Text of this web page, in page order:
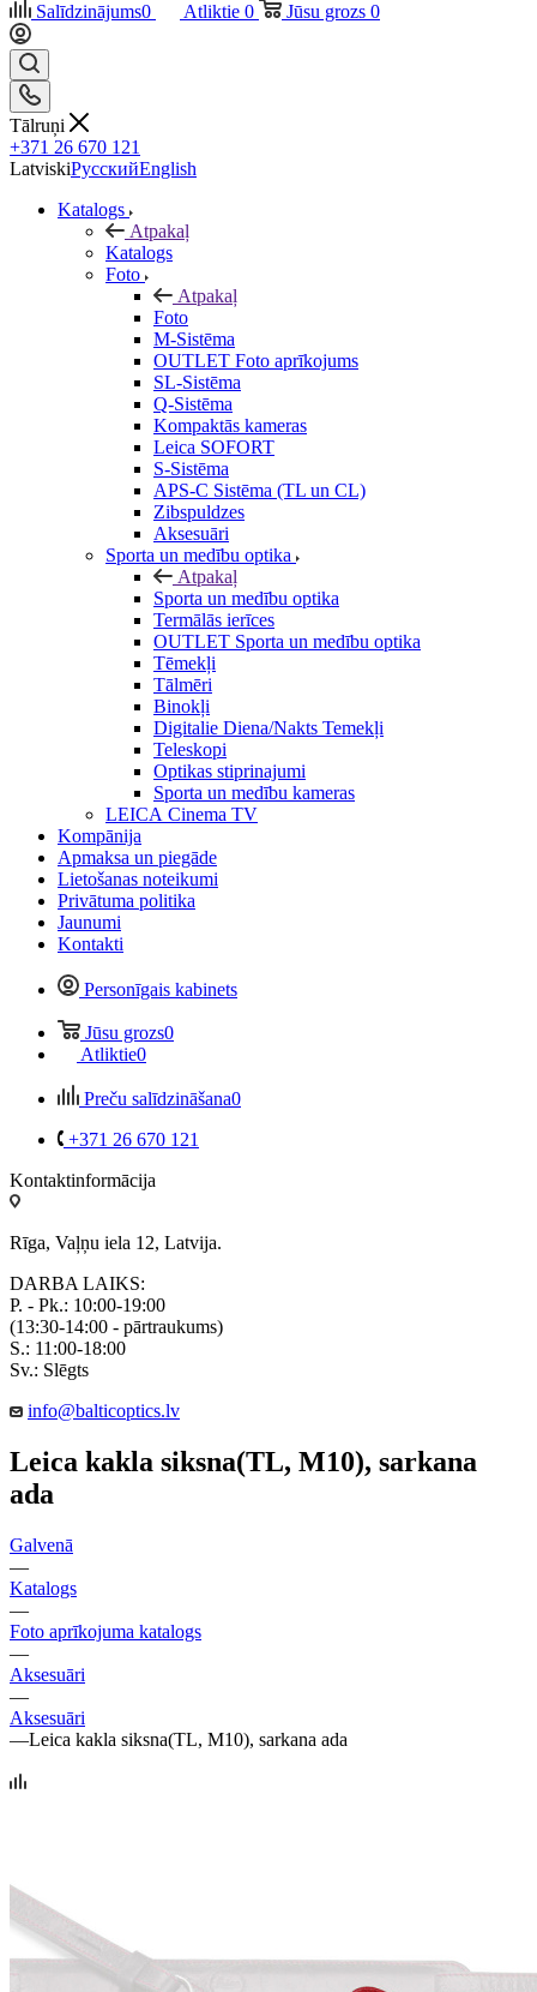
Salīdzinājums0 Atliktie 0 Jūsu grozs 0
Tālruņi
+371 26 670 121
LatviskiРусскийEnglish
Katalogs
Atpakaļ
Katalogs
Foto
Atpakaļ
Foto
M-Sistēma
OUTLET Foto aprīkojums
SL-Sistēma
Q-Sistēma
Kompaktās kameras
Leica SOFORT
S-Sistēma
APS-C Sistēma (TL un CL)
Zibspuldzes
Aksesuāri
Sporta un medību optika
Atpakaļ
Sporta un medību optika
Termālās ierīces
OUTLET Sporta un medību optika
Tēmekļi
Tālmēri
Binokļi
Digitalie Diena/Nakts Temekļi
Teleskopi
Optikas stiprinajumi
Sporta un medību kameras
LEICA Cinema TV
Kompānija
Apmaksa un piegāde
Lietošanas noteikumi
Privātuma politika
Jaunumi
Kontakti
Personīgais kabinets
Jūsu grozs0
Atliktie0
Preču salīdzināšana0
+371 26 670 121
Kontaktinformācija
Rīga, Vaļņu iela 12, Latvija.
DARBA LAIKS:
P. - Pk.: 10:00-19:00
(13:30-14:00 - pārtraukums)
S.: 11:00-18:00
Sv.: Slēgts
info@balticoptics.lv
Leica kakla siksna(TL, M10), sarkana
ada
Galvenā
—
Katalogs
—
Foto aprīkojuma katalogs
—
Aksesuāri
—
Aksesuāri
—Leica kakla siksna(TL, M10), sarkana ada